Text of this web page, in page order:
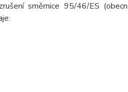
směrnice 95/46/ES